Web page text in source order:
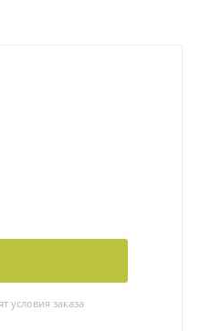
условия заказа